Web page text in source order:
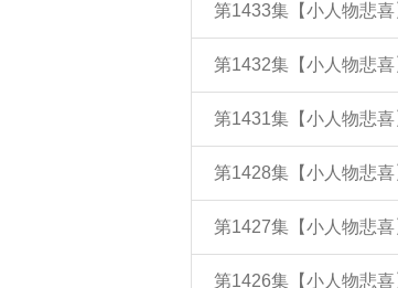
第1433集【小人物悲
第1432集【小人物悲
第1431集【小人物悲
第1428集【小人物悲
第1427集【小人物悲
第1426集【小人物悲